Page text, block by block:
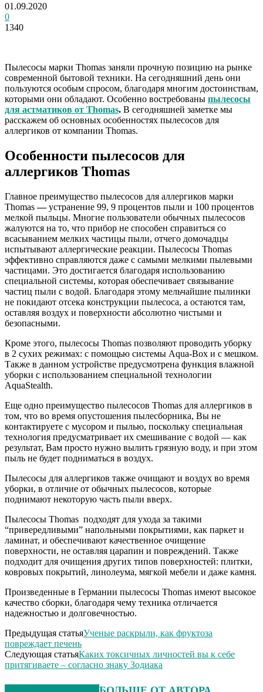
01.09.2020
0
1340
Пылесосы марки Thomas заняли прочную позицию на рынке
современной бытовой техники. На сегодняшний день они
пользуются особым спросом, благодаря многим достоинствам,
которыми они обладают. Особенно востребованы пылесосы
для астматиков от Thomas. В сегодняшней заметке мы
расскажем об основных особенностях пылесосов для
аллергиков от компании Thomas.
Особенности пылесосов для
аллергиков Thomas
Главное преимущество пылесосов для аллергиков марки
Thomas—устранение 99, 9 процентов пыли и 100 процентов
мелкой пыльцы. Многие пользователи обычных пылесосов
жалуются на то, что прибор не способен справиться со
всасыванием мелких частицы пыли, отчего домочадцы
испытывают аллергические реакции. Пылесосы Thomas
эффективно справляются даже с самыми мелкими пылевыми
частицами. Это достигается благодаря использованию
специальной системы, которая обеспечивает связывание
частиц пыли с водой. Благодаря этому мельчайшие пылинки
не покидают отсека конструкции пылесоса, а остаются там,
оставляя воздух и поверхности абсолютно чистыми и
безопасными.
Кроме этого, пылесосы Thomas позволяют проводить уборку
в 2 сухих режимах: с помощью системы Aqua-Box и с мешком.
Также в данном устройстве предусмотрена функция влажной
уборки с использованием специальной технологии
AquaStealth.
Еще одно преимущество пылесосов Thomas для аллергиков в
том, что во время опустошения пылесборника, Вы не
контактируете с мусором и пылью, поскольку специальная
технология предусматривает их смешивание с водой — как
результат, Вам просто нужно вылить грязную воду, и при этом
пыль не будет подниматься в воздух.
Пылесосы для аллергиков также очищают и воздух во время
уборки, в отличие от обычных пылесосов, которые
поднимают некоторую часть пыли вверх.
Пылесосы Thomas подходят для ухода за такими
“привередливыми” напольными покрытиями, как паркет и
ламинат, и обеспечивают качественное очищение
поверхности, не оставляя царапин и повреждений. Также
подходит для очищения других типов поверхностей: плитки,
ковровых покрытий, линолеума, мягкой мебели и даже камня.
Произведенные в Германии пылесосы Thomas имеют высокое
качество сборки, благодаря чему техника отличается
надежностью и долговечностью.
Предыдущая статьяУченые раскрыли, как фруктоза
повреждает печень
Следующая статьяКаких токсичных личностей вы к себе
притягиваете – согласно знаку Зодиака